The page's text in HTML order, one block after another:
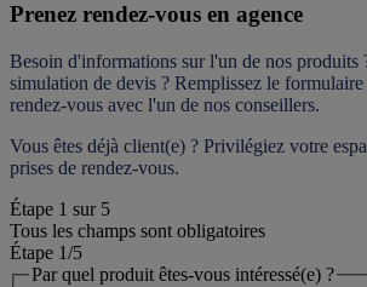
Prenez rendez-vous en agence
Besoin d'informations sur l'un de nos produits
simulation de devis ? Remplissez le
rendez-vous avec l'un de nos conseillers.
Vous êtes déjà client(e) ? Privilégiez votre
prises de rendez-vous.
Étape 1 sur 5
Tous les champs sont obligatoires
Étape 1/5
Par quel produit êtes-vous intéressé(e) ?